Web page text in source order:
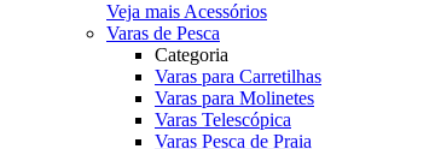
Veja mais Acessórios
Varas de Pesca
Categoria
Varas para Carretilhas
Varas para Molinetes
Varas Telescópica
Varas Pesca de Praia